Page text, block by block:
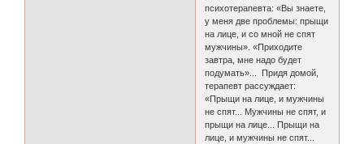
психотерапевта: «Вы знаете,
у меня две проблемы: прыщи
на лице, и со мной не спят
мужчины». «Приходите
завтра, мне надо будет
подумать»... Придя домой,
терапевт рассуждает:
«Прыщи на лице, и мужчины
не спят... Мужчины не спят, и
прыщи на лице... Прыщи на
лице, и мужчины не спят...